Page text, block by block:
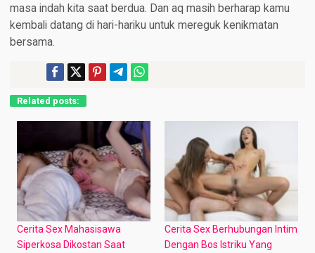
masa indah kita saat berdua. Dan aq masih berharap kamu
kembali datang di hari-hariku untuk mereguk kenikmatan
bersama.
Related posts:
Cerita Sex Mahasisawa
Siperkosa Dikostan Saat
Cerita Sex Berhubungan Intim
Dengan Bos Istriku Yang